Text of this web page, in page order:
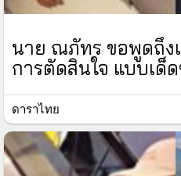
นาย ณภัทร ขอพูดถึง
การตัดสินใจ แบบเด็
ดาราไทย